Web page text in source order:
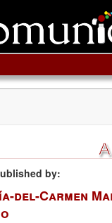
by:
del-Carmen